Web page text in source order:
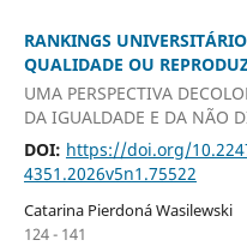
RANKINGS
QUALIDADE OU
UMA PERSPECTIVA
DA IGUALDADE E DA NÃO
DOI: https://doi.org/
4351.2026v5n1.75522
Catarina Pierdoná Wasilewski
124 - 141